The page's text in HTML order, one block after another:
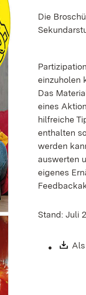
Die
einzuholen
Das
eines
hilfreiche
enthalten
werden
auswerten
eigenes
Stand: Juli